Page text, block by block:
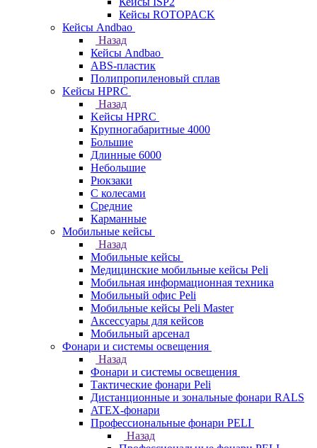
Кейсы ROTOPACK
Кейсы Andbao
Назад
Кейсы Andbao
ABS-пластик
Полипропиленовый сплав
Kейсы HPRC
Назад
Kейсы HPRC
Крупногабаритные 4000
Большие
Длинные 6000
Небольшие
Рюкзаки
С колесами
Средние
Карманные
Мобильные кейсы
Назад
Мобильные кейсы
Медицинские мобильные кейсы Peli
Мобильная информационная техника
Мобильный офис Peli
Мобильные кейсы Peli Master
Аксессуары для кейсов
Мобильный арсенал
Фонари и системы освещения
Назад
Фонари и системы освещения
Тактические фонари Peli
Дистанционные и зональные фонари RALS
ATEX-фонари
Профессиональные фонари PELI
Назад